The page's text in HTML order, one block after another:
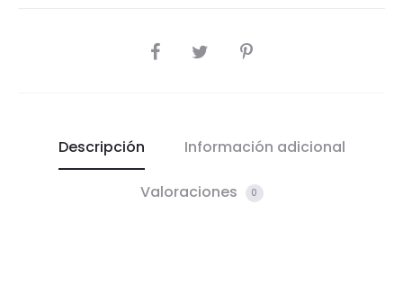
COMPARTIR
Descripción Información adicional
Valoraciones 0